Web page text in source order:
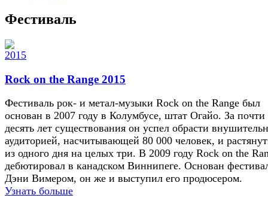
Фестиваль
Rock on the Range 2015
Фестиваль рок- и метал-музыки Rock on the Range был
основан в 2007 году в Колумбусе, штат Огайо. За почти
десять лет существования он успел обрасти
аудиторией, насчитывающей 80 000 человек, и
из одного дня на целых три. В 2009 году Rock on the
дебютировал в канадском Виннипеге. Основан
Дэни Вимером, он же и выступил его продюсером.
Узнать больше